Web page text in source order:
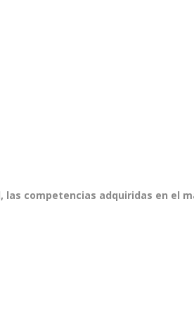
las competencias adquiridas en el